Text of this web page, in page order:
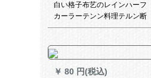
白い格子布艺のレインハーフ
カーラーテンン料理テルン断
热カーターテテンンン布カー
ーテン既製カーラーテンカー
ンショートカーラーテン水溶
レスカーンサイド乳白色ファ
￥ 80 円(税込)